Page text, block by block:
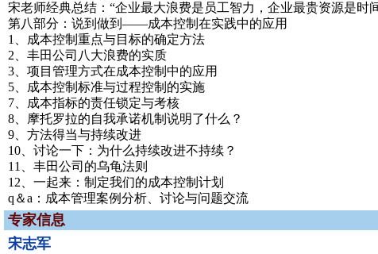
宋老师经典总结：“企业最大浪费是员工智力，企业最贵资源是时
第八部分：说到做到——成本控制在实践中的应用
1、成本控制重点与目标的确定方法
2、丰田公司八大浪费的实质
3、项目管理方式在成本控制中的应用
5、成本控制标准与过程控制的实施
7、成本指标的责任锁定与考核
8、摩托罗拉的自我承诺机制说明了什么？
9、方法得当与持续改进
10、讨论一下：为什么持续改进不持续？
11、丰田公司的乌龟法则
12、一起来：制定我们的成本控制计划
q＆a：成本管理案例分析、讨论与问题交流
专家信息
宋志军